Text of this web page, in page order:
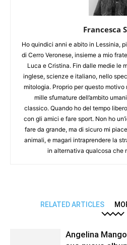
Francesca
Ho quindici anni e abito in Lessinia,
di Cerro Veronese, insieme a mio
Luca e Cristina. Fin dalle medie le
inglese, scienze e italiano, nello
mitologia. Proprio per questo
mille sfumature dell’ambito
classico. Quando ho del tempo
con gli amici e fare sport. Non ho
fare da grande, ma di sicuro mi
animali, e magari intraprendere la
in alternativa qualcosa che
RELATED ARTICLES
Angelina